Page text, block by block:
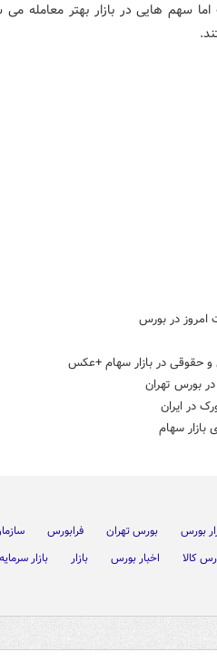
سهم هایی در بازار بهتر معامله می
امروز در بورس
و حقوقی در بازار سهام +عکس
در ایران
بازار سهام
بورس بورس تهران فرابورس
کالا اخبار بورس بازار بازار سرمایه